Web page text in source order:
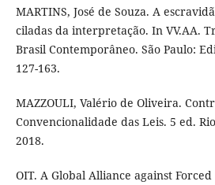
MARTINS, José de Souza. A
ciladas da interpretação. In VV.AA.
Brasil Contemporâneo. São Paulo:
127-163.
MAZZOULI, Valério de Oliveira.
Convencionalidade das Leis. 5 ed.
2018.
OIT. A Global Alliance against